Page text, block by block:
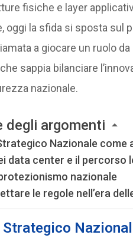
fisiche e layer
oggi la sfida si sposta sul
a giocare un ruolo
che sappia bilanciare
nazionale.
degli argomenti
Nazionale come
data center e il percorso
nazionale
le regole nell’era